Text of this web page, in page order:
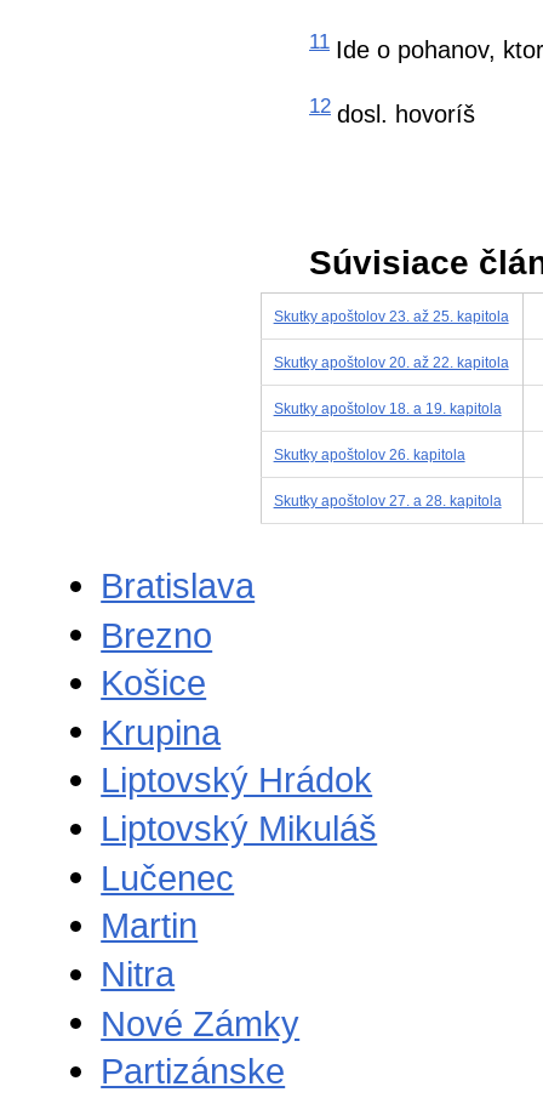
11 Ide o pohanov,
12 dosl. hovoríš
Súvisiace
Skutky apoštolov 23. až 25. kapitola
Skutky apoštolov 20. až 22. kapitola
Skutky apoštolov 18. a 19. kapitola
Skutky apoštolov 26. kapitola
Skutky apoštolov 27. a 28. kapitola
Bratislava
Brezno
Košice
Krupina
Liptovský Hrádok
Liptovský Mikuláš
Lučenec
Martin
Nitra
Nové Zámky
Partizánske